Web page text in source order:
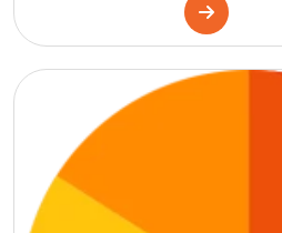
Çekya
İspanya
Almanya